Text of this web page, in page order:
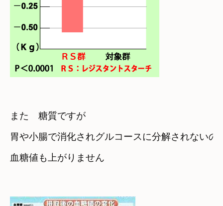
また　糖質ですが
胃や小腸で消化されグルコースに分解されない
血糖値も上がりません